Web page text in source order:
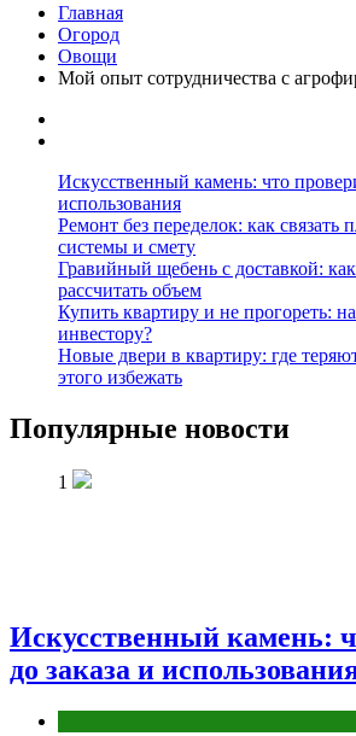
Главная
Огород
Овощи
Мой опыт сотрудничества с
Искусственный камень: что
использования
Ремонт без переделок: как
системы и смету
Гравийный щебень с доставкой:
рассчитать объем
Купить квартиру и не прогореть:
инвестору?
Новые двери в квартиру: где
этого избежать
Популярные новости
1
Искусственный камень:
до заказа и